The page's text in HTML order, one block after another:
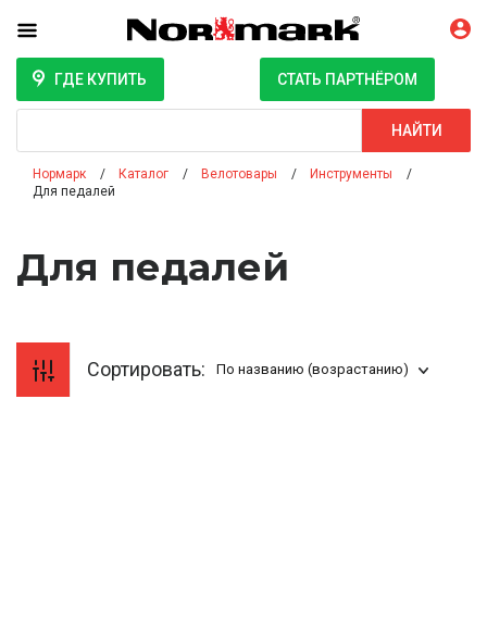
ГДЕ КУПИТЬ СТАТЬ ПАРТНЁРОМ
НАЙТИ
Нормарк Каталог Велотовары
Инструменты
Для педалей
Для педалей
Сортировать: По названию (возрастанию)